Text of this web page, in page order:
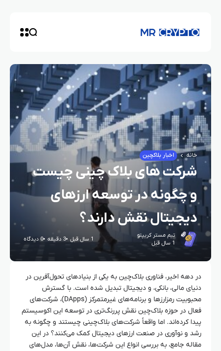
خانه اخبار بلاکچین
شرکت‌ های بلاک‌ چینی چیست
و چگونه در توسعه ارزهای
دیجیتال نقش دارند؟
تیم مستر کریپتو
1 سال قبل
1 سال قبل 3 دقیقه 0 دیدگاه
در دهه اخیر، فناوری بلاک‌چین به یکی از بنیادهای تحول‌آفرین در
دنیای مالی، بانکی، و دیجیتال تبدیل شده است. با گسترش
محبوبیت رمزارزها و برنامه‌های غیرمتمرکز (DApps)، شرکت‌های
فعال در حوزه بلاک‌چین نقش پررنگ‌تری در توسعه این اکوسیستم
پیدا کرده‌اند. اما واقعاً شرکت‌های بلاک‌چینی چیستند و چگونه به
رشد و نوآوری در صنعت ارزهای دیجیتال کمک می‌کنند؟ در این
مقاله جامع، به بررسی انواع این شرکت‌ها، نقش آن‌ها، مدل‌های